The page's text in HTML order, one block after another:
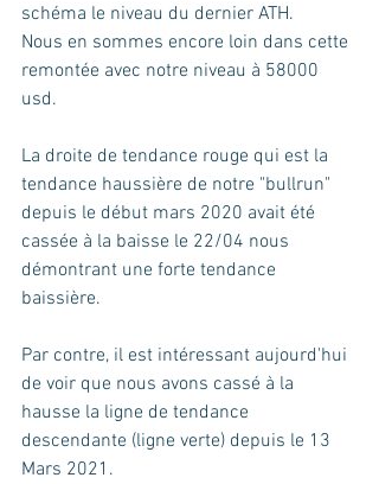
schéma le niveau du dernier ATH.
Nous en sommes encore loin dans cette
remontée avec notre niveau à 58000
usd.
La droite de tendance rouge qui est la
tendance haussière de notre "bullrun"
depuis le début mars 2020 avait été
cassée à la baisse le 22/04 nous
démontrant une forte tendance
baissière.
Par contre, il est intéressant aujourd'hui
de voir que nous avons cassé à la
hausse la ligne de tendance
descendante (ligne verte) depuis le 13
Mars 2021.